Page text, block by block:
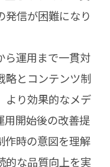
発信が困難になり
ら運用まで一貫対
略とコンテンツ制
より効果的なメデ
用開始後の改善提
作時の意図を理解
的な品質向上を実